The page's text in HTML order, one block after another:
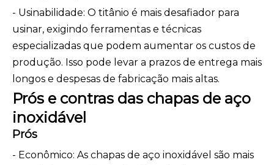
- Usinabilidade: O titânio é mais desafiador para
usinar, exigindo ferramentas e técnicas
especializadas que podem aumentar os custos de
produção. Isso pode levar a prazos de entrega mais
longos e despesas de fabricação mais altas.
Prós e contras das chapas de aço
inoxidável
Prós
- Econômico: As chapas de aço inoxidável são mais